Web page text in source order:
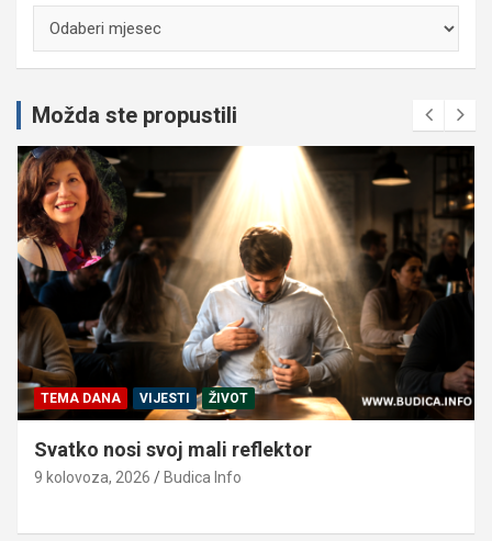
Možda ste propustili
TEMA DANA VIJESTI ŽIVOT
Svatko nosi svoj mali reflektor
9 kolovoza, 2026 Budica Info